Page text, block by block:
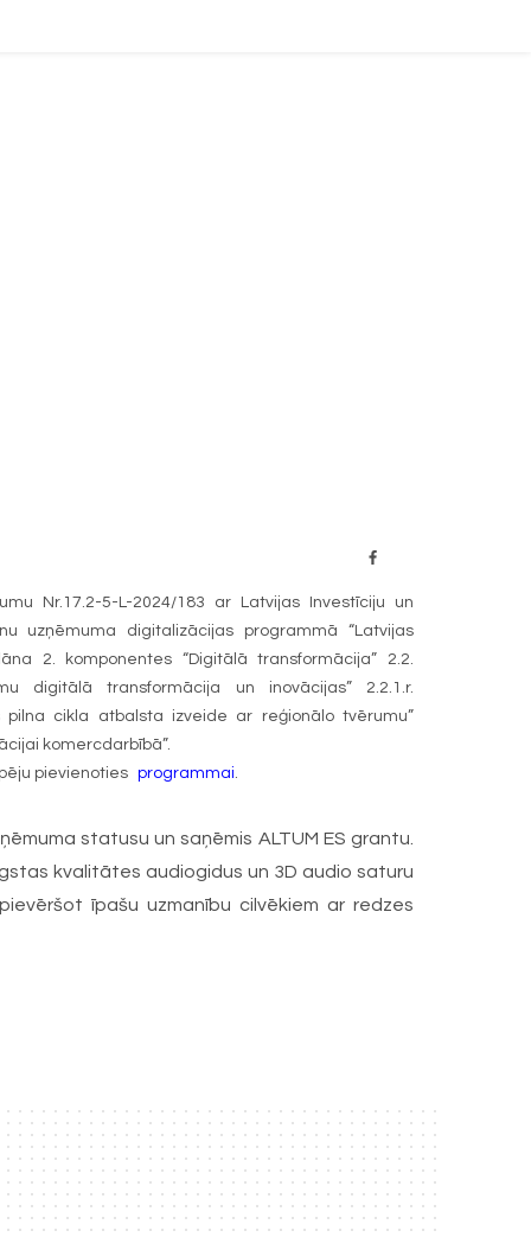
Nr.17.2-5-L-2024/183 ar Latvijas Investīciju un
uzņēmuma digitalizācijas programmā “Latvijas
2. komponentes “Digitālā transformācija” 2.2.
digitālā transformācija un inovācijas” 2.2.1.r.
pilna cikla atbalsta izveide ar reģionālo tvērumu”
komercdarbībā”.
pievienoties programmai.
statusu un saņēmis ALTUM ES grantu.
kvalitātes audiogidus un 3D audio saturu
īpašu uzmanību cilvēkiem ar redzes